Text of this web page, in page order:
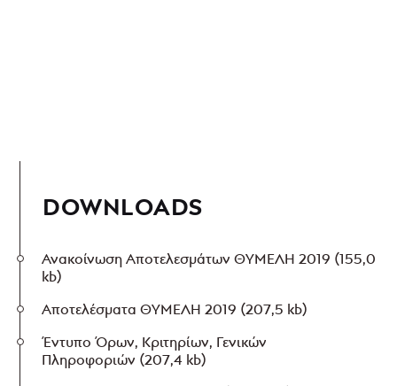
DOWNLOADS
Ανακοίνωση Αποτελεσμάτων ΘΥΜΕΛΗ 2019 (155,0
kb)
Αποτελέσματα ΘΥΜΕΛΗ 2019 (207,5 kb)
Έντυπο Όρων, Κριτηρίων, Γενικών
Πληροφοριών (207,4 kb)